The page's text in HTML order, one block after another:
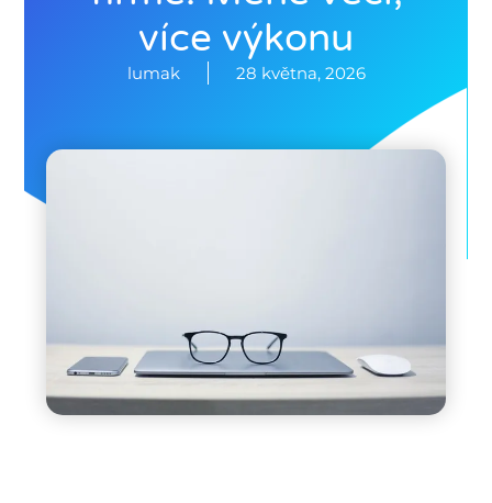
více výkonu
lumak 28 května, 2026